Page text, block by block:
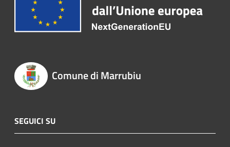
Comune di Marrubiu
SEGUICI SU